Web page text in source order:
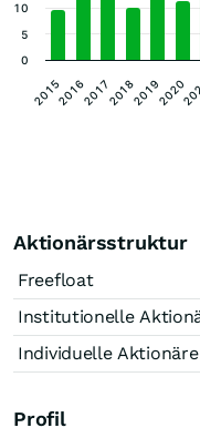
2016 2018 2020
2015 2017 2019
0
5
10
Aktionärsstruktur
Freefloat
Institutionelle
Individuelle Aktionäre
Profil